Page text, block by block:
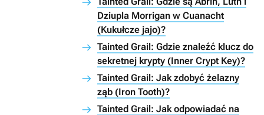
Dziupla Morrigan w Cuanacht
(Kukułcze jajo)?
Tainted Grail: Gdzie znaleźć klucz do
sekretnej krypty (Inner Crypt Key)?
Tainted Grail: Jak zdobyć żelazny
ząb (Iron Tooth)?
Tainted Grail: Jak odpowiadać na